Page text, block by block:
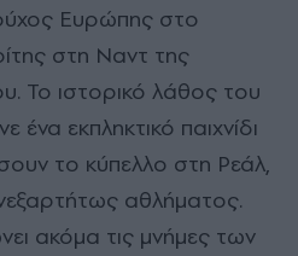
στη Ναντ της
Το ιστορικό λάθος του
εκπληκτικό παιχνίδι
το κύπελλο στη Ρεάλ,
αθλήματος.
ακόμα τις μνήμες των